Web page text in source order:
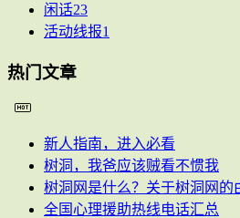
闲话23
活动线报1
热门文章
新人指南，进入必看
树洞，我爸应该贼看不惯我
树洞网是什么？关于树洞网的
全国心理援助热线电话汇总